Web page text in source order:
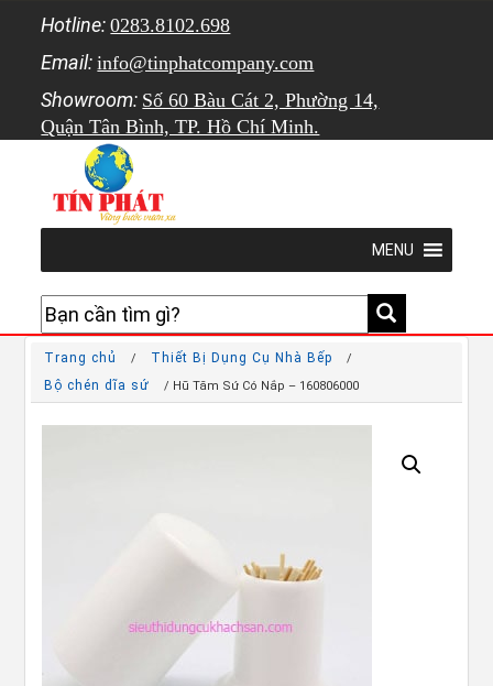
Hotline: 0283.8102.698
Email: info@tinphatcompany.com
Showroom: Số 60 Bàu Cát 2, Phường 14,
Quận Tân Bình, TP. Hồ Chí Minh.
MENU
Trang chủ / Thiết Bị Dụng Cụ Nhà Bếp /
Bộ chén dĩa sứ / Hũ Tăm Sứ Có Nắp – 160806000